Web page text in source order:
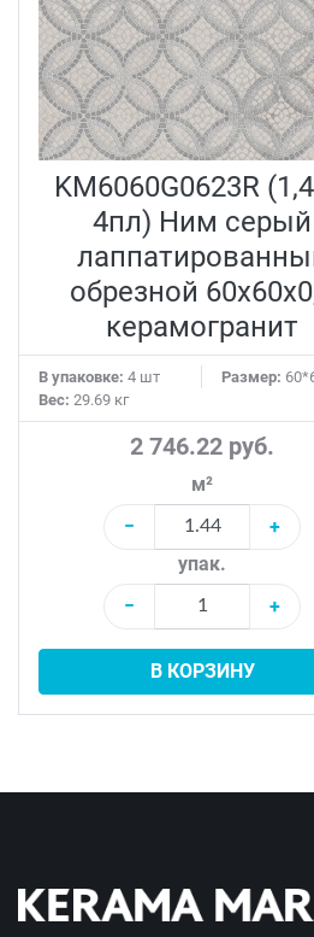
KM6060G0623R
4пл) Ним серый
обрезной
керамогранит
В упаковке: 4 шт Размер:
Вес: 29.69 кг
2 746.22 руб.
м²
−
+
упак.
−
+
В КОРЗИНУ